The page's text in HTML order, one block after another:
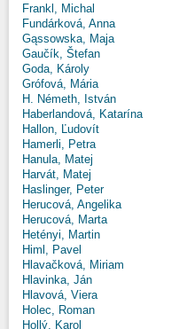
Frankl, Michal
Fundárková, Anna
Gąssowska, Maja
Gaučík, Štefan
Goda, Károly
Grófová, Mária
H. Németh, István
Haberlandová, Katarína
Hallon, Ľudovít
Hamerli, Petra
Hanula, Matej
Harvát, Matej
Haslinger, Peter
Herucová, Angelika
Herucová, Marta
Hetényi, Martin
Himl, Pavel
Hlavačková, Miriam
Hlavinka, Ján
Hlavová, Viera
Holec, Roman
Hollý, Karol